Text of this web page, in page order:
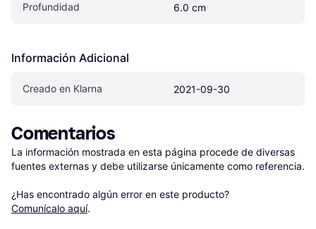
Profundidad 6.0 cm
Información Adicional
Creado en Klarna 2021-09-30
Comentarios
La información mostrada en esta página procede de diversas
fuentes externas y debe utilizarse únicamente como referencia.
¿Has encontrado algún error en este producto?
Comunícalo aquí.